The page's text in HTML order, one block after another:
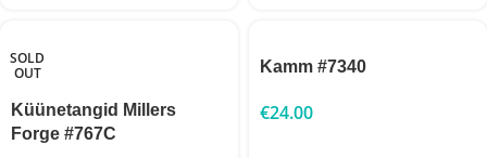
SOLD
OUT
Küünetangid Millers
Forge #767С
Kamm #7340
€24.00